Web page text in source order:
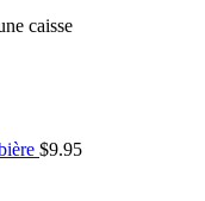
caisse
$9.95